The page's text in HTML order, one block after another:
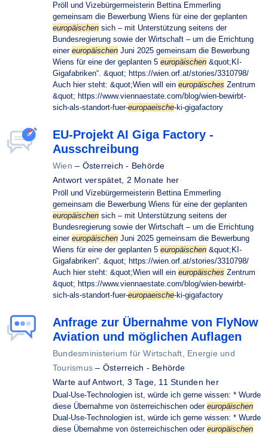
Pröll und Vizebürgermeisterin Bettina Emmerling
gemeinsam die Bewerbung Wiens für eine der geplanten
europäischen sich – mit Unterstützung seitens der
Bundesregierung sowie der Wirtschaft – um die Errichtung
einer europäischen Juni 2025 gemeinsam die Bewerbung
Wiens für eine der geplanten 5 europäischen &quot;KI-
Gigafabriken“. &quot; https://wien.orf.at/stories/3310798/
Auch hier steht: &quot;Wien will ein europäisches Zentrum
&quot; https://www.viennaestate.com/blog/wien-bewirbt-
sich-als-standort-fuer-europaeische-ki-gigafactory
EU-Projekt AI Giga Factory -
Ausschreibung
Wien – Österreich - Behörde
Antwort verspätet, 2 Monate her
Pröll und Vizebürgermeisterin Bettina Emmerling
gemeinsam die Bewerbung Wiens für eine der geplanten
europäischen sich – mit Unterstützung seitens der
Bundesregierung sowie der Wirtschaft – um die Errichtung
einer europäischen Juni 2025 gemeinsam die Bewerbung
Wiens für eine der geplanten 5 europäischen &quot;KI-
Gigafabriken“. &quot; https://wien.orf.at/stories/3310798/
Auch hier steht: &quot;Wien will ein europäisches Zentrum
&quot; https://www.viennaestate.com/blog/wien-bewirbt-
sich-als-standort-fuer-europaeische-ki-gigafactory
Anfrage zur Übernahme von FlyNow
Aviation und möglichen Auflagen
Bundesministerium für Wirtschaft, Energie und
Tourismus – Österreich - Behörde
Warte auf Antwort, 3 Tage, 11 Stunden her
Dual-Use-Technologien ist, würde ich gerne wissen: * Wurde
diese Übernahme von österreichischen oder europäischen
Dual-Use-Technologien ist, würde ich gerne wissen: * Wurde
diese Übernahme von österreichischen oder europäischen